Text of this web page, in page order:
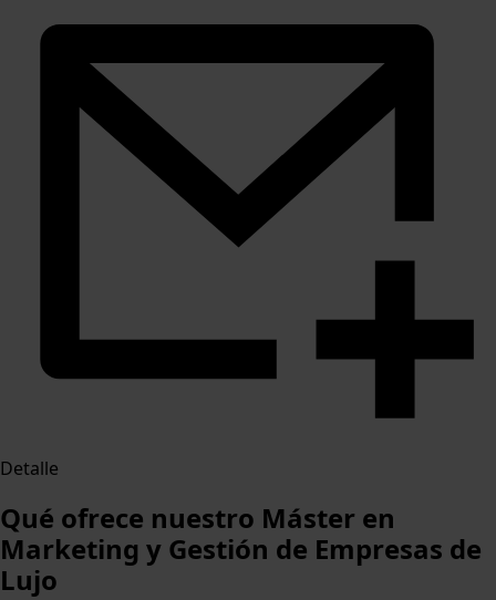
Detalle
Qué ofrece nuestro Máster en
Marketing y Gestión de Empresas de
Lujo